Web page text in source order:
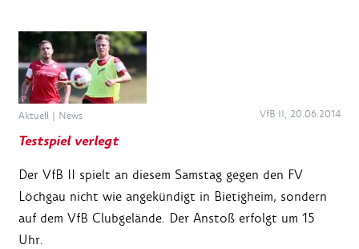
Aktuell | News VfB II, 20.06.2014
Testspiel verlegt
Der VfB II spielt an diesem Samstag gegen den FV
Löchgau nicht wie angekündigt in Bietigheim, sondern
auf dem VfB Clubgelände. Der Anstoß erfolgt um 15
Uhr.